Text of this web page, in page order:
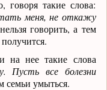
говоря такие слова:
меня, не откажу
говорить, а тем
на нее такие слова
Пусть все болезни
семьи умыться.